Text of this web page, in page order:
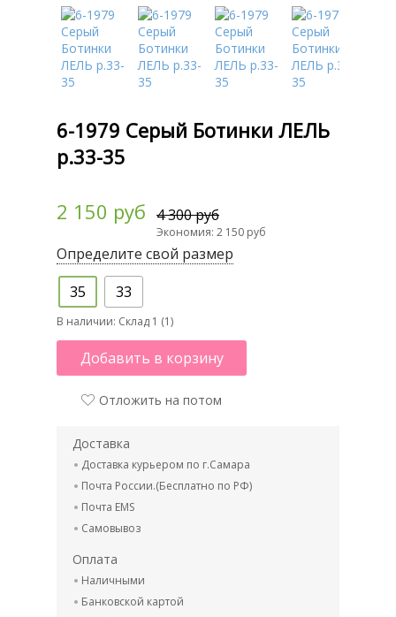
6-1979 Серый Ботинки ЛЕЛЬ
р.33-35
2 150 руб 4 300 руб
Экономия: 2 150 руб
Определите свой размер
35
33
В наличии: Склад 1 (1)
Добавить в корзину
Отложить на потом
Доставка
Доставка курьером по г.Самара
Почта России.(Бесплатно по РФ)
Почта EMS
Самовывоз
Оплата
Наличными
Банковской картой